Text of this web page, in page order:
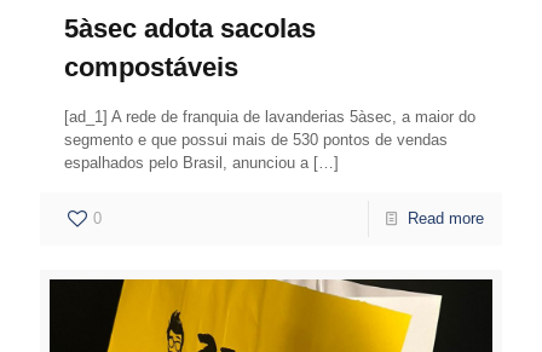
5àsec adota sacolas
compostáveis
[ad_1] A rede de franquia de lavanderias 5àsec, a maior do
segmento e que possui mais de 530 pontos de vendas
espalhados pelo Brasil, anunciou a […]
0 Read more